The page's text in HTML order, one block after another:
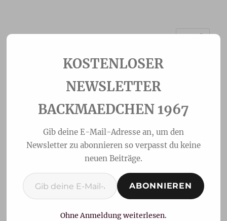
Colomba Pasquale-
Ostertaube
NEWSLETTER
BACKMAEDCHEN 1967
Gib deine E-Mail-Adresse an, um den
Newsletter zu abonnieren so verpasst du keine
neuen Beiträge.
Gib deine E-Mail-Adresse ein ...
ABONNIEREN
Ohne Anmeldung weiterlesen.